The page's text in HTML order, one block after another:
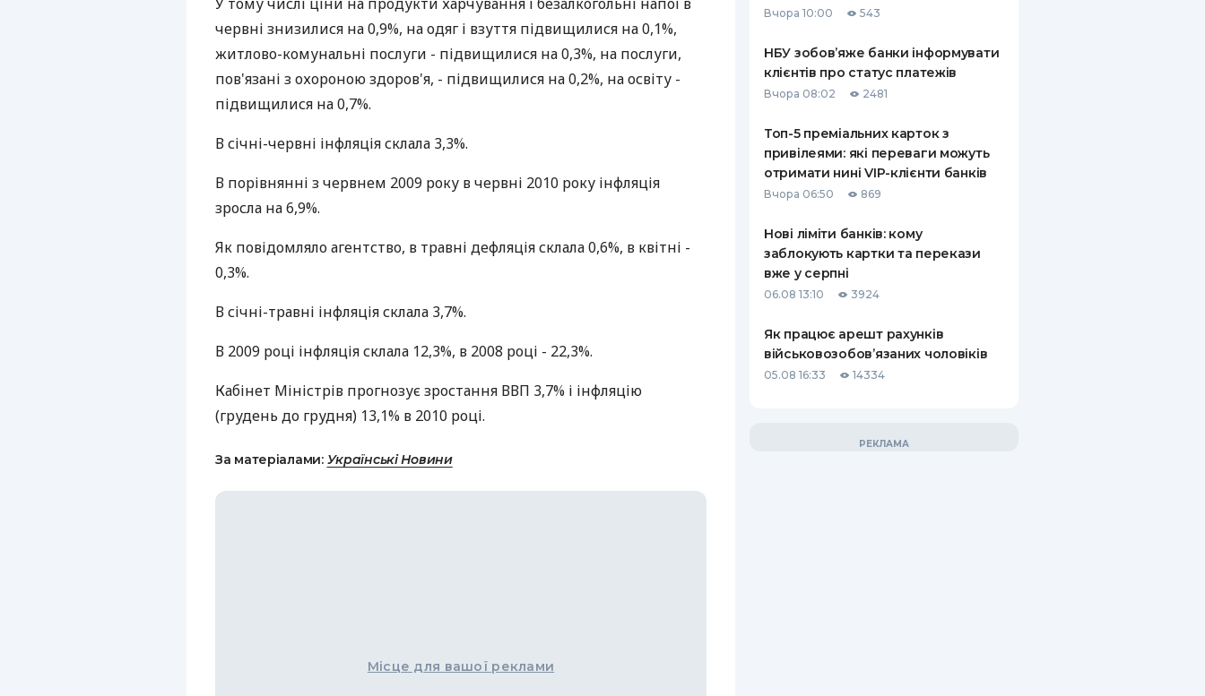
РЕЙТИНГ ДЕБЕТОВИХ
ЩОМІСЯЧНИЙ ОГЛЯД
СТРАХУВАННЮ
ВСІ СТРАХОВІ ПОЛІСИ
ВІДГУКИ ПРО СТРАХОВІ
КОМПАНІЇ
КОНТАКТИ
червні знизилися на 0,9%, на одяг і взуття підвищилися на 0,1%,
житлово-комунальні послуги - підвищилися на 0,3%, на послуги,
пов'язані з охороною здоров'я, - підвищилися на 0,2%, на освіту -
підвищилися на 0,7%.
В січні-червні інфляція склала 3,3%.
В порівнянні з червнем 2009 року в червні 2010 року інфляція
зросла на 6,9%.
Як повідомляло агентство, в травні дефляція склала 0,6%, в квітні -
0,3%.
В січні-травні інфляція склала 3,7%.
В 2009 році інфляція склала 12,3%, в 2008 році - 22,3%.
Кабінет Міністрів прогнозує зростання ВВП 3,7% і інфляцію
(грудень до грудня) 13,1% в 2010 році.
За матеріалами: Українські Новини
Місце для вашої реклами
Вчора 10:00 543
НБУ зобов’яже банки інформувати
клієнтів про статус платежів
Вчора 08:02 2481
Топ-5 преміальних карток з
привілеями: які переваги можуть
отримати нині VIP-клієнти банків
Вчора 06:50 869
Нові ліміти банків: кому
заблокують картки та перекази
вже у серпні
06.08 13:10 3924
Як працює арешт рахунків
військовозобов’язаних чоловіків
05.08 16:33 14334